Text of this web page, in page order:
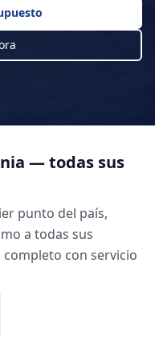
— todas sus
punto del país,
a todas sus
con servicio